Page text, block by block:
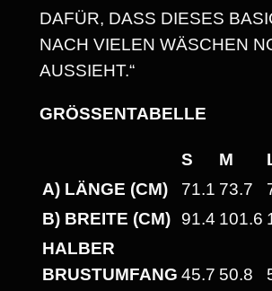
-
H
A
A
V
DAFÜR, DASS DIESES
NACH VIELEN WÄSCHEN
AUSSIEHT.“
GRÖSSENTABELLE
S M
A) LÄNGE (CM)
71.1 73.7
B) BREITE (CM)
91.4 101.6
HALBER
BRUSTUMFANG 45.7 50.8